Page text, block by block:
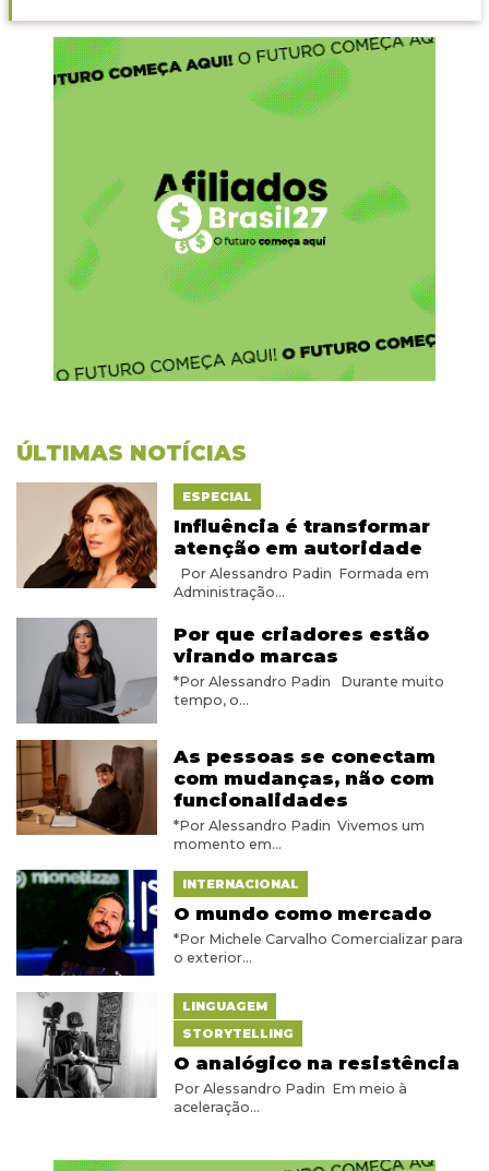
ÚLTIMAS NOTÍCIAS
ESPECIAL
Influência é transformar
atenção em autoridade
Por Alessandro Padin Formada em
Administração...
Por que criadores estão
virando marcas
*Por Alessandro Padin Durante muito
tempo, o...
As pessoas se conectam
com mudanças, não com
funcionalidades
*Por Alessandro Padin Vivemos um
momento em...
INTERNACIONAL
O mundo como mercado
*Por Michele Carvalho Comercializar para
o exterior...
LINGUAGEM
STORYTELLING
O analógico na resistência
Por Alessandro Padin Em meio à
aceleração...